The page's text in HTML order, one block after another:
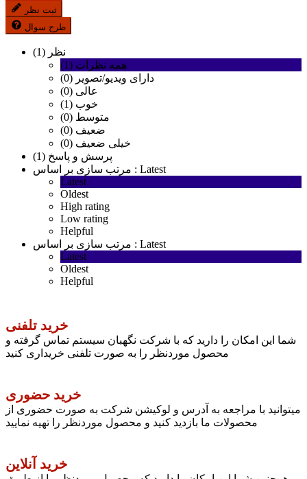
ثبت نظر
طرح سوال
نظر (1)
همه نظرات (1)
دارای ویدیو/تصویر (0)
عالی (0)
خوب (1)
متوسط (0)
ضعیف (0)
خیلی ضعیف (0)
پرسش و پاسخ (1)
مرتب سازی بر اساس : Latest
Latest
Oldest
High rating
Low rating
Helpful
مرتب سازی بر اساس : Latest
Latest
Oldest
Helpful
خرید تلفنی
شما این امکان را دارید که با شرکت نگهبان سیستم تماس گرفته و
محصول موردنظر را به صورت تلفنی خریداری کنید
خرید حضوری
میتوانید با مراجعه به آدرس و لوکیشن شرکت به صورت حضوری از
محصولات ما بازدید کنید و محصول موردنظر را تهیه نمایید
خرید آنلاین